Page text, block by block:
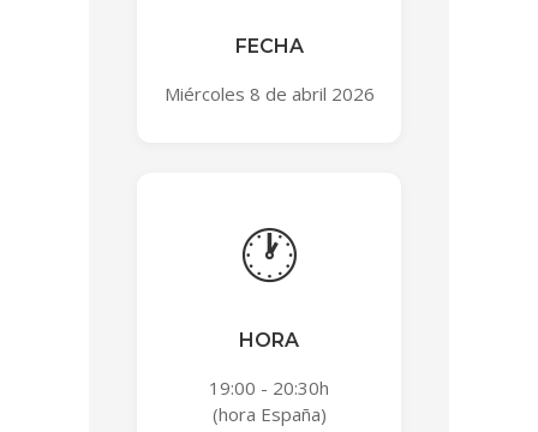
FECHA
Miércoles 8 de abril 2026
🕐
HORA
19:00 - 20:30h
(hora España)